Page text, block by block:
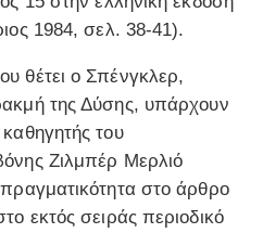
1984, σελ. 38-41).
θέτει ο Σπένγκλερ,
της Δύσης, υπάρχουν
του
Ζιλμπέρ Μερλιό
στο άρθρο
εκτός σειράς περιοδικό